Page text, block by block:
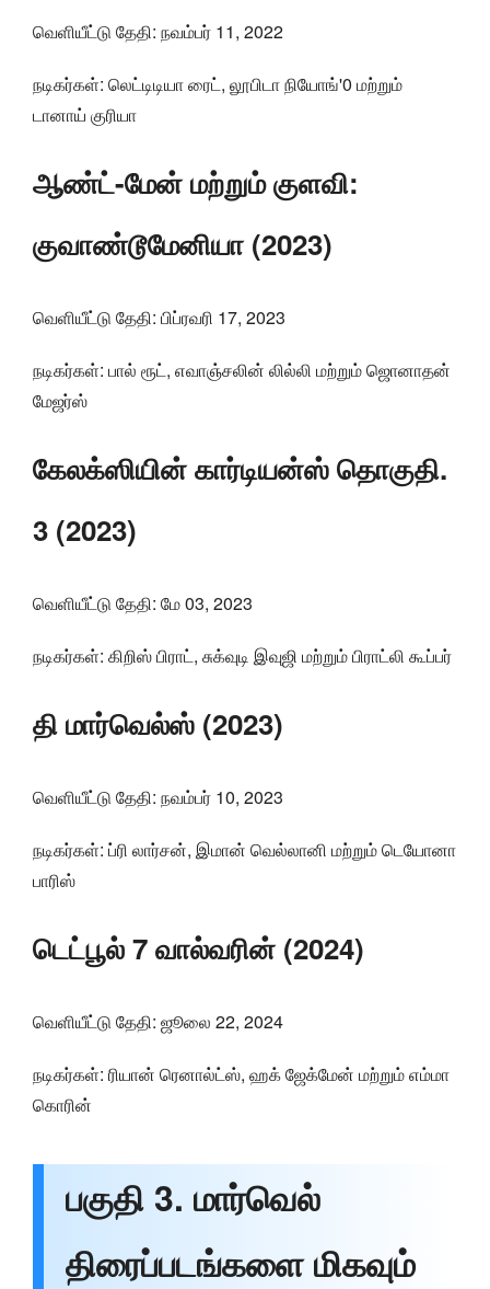
வெளியீட்டு தேதி: நவம்பர் 11, 2022
நடிகர்கள்: லெட்டிடியா ரைட், லூபிடா நியோங்'0 மற்றும்
டானாய் குரியா
ஆண்ட்-மேன் மற்றும் குளவி:
குவாண்டூமேனியா (2023)
வெளியீட்டு தேதி: பிப்ரவரி 17, 2023
நடிகர்கள்: பால் ரூட், எவாஞ்சலின் லில்லி மற்றும் ஜொனாதன்
மேஜர்ஸ்
கேலக்ஸியின் கார்டியன்ஸ் தொகுதி.
3 (2023)
வெளியீட்டு தேதி: மே 03, 2023
நடிகர்கள்: கிறிஸ் பிராட், சுக்வுடி இவுஜி மற்றும் பிராட்லி கூப்பர்
தி மார்வெல்ஸ் (2023)
வெளியீட்டு தேதி: நவம்பர் 10, 2023
நடிகர்கள்: ப்ரி லார்சன், இமான் வெல்லானி மற்றும் டெயோனா
பாரிஸ்
டெட்பூல் 7 வால்வரின் (2024)
வெளியீட்டு தேதி: ஜூலை 22, 2024
நடிகர்கள்: ரியான் ரெனால்ட்ஸ், ஹக் ஜேக்மேன் மற்றும் எம்மா
கொரின்
பகுதி 3. மார்வெல்
திரைப்படங்களை மிகவும்